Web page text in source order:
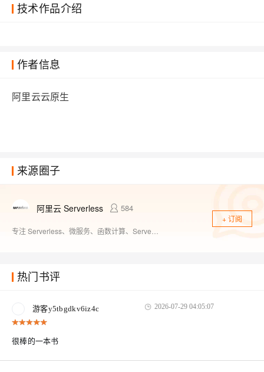
技术作品介绍
作者信息
阿里云云原生
来源圈子
阿里云 Serverless 584
+ 订阅
热门书评
游客y5tbgdkv6iz4c 2026-07-29 04:05:07
很棒的一本书